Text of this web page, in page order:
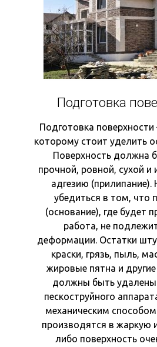
Подготовка
Подготовка
которому стоит уделить
Поверхность должна
прочной, ровной, сухой
адгезию
убедиться в том, что
(основание), где будет
работа, не
деформации. Остатки
краски, грязь, пыль,
жировые пятна и
должны быть
пескоструйного
механическим
производятся в жаркую
либо поверхность